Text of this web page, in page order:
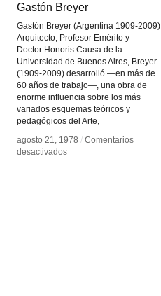
Gastón Breyer
Gastón Breyer (Argentina 1909-2009).
Arquitecto, Profesor Emérito y
Doctor Honoris Causa de la
Universidad de Buenos Aires, Breyer
(1909-2009) desarrolló —en más de
60 años de trabajo—, una obra de
enorme influencia sobre los más
variados esquemas teóricos y
pedagógicos del Arte,
agosto 21, 1978 / Comentarios
desactivadosen
Gastón Breyer
agosto 21, 1978 / Comentarios
desactivadosen